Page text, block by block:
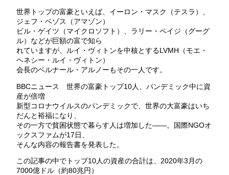
世界トップの富豪といえば、イーロン・マスク（テスラ）、
ジェフ・ベゾス（アマゾン）
ビル・ゲイツ（マイクロソフト）、ラリー・ペイジ（グーグ
ル）などが巨額の富で知ら
れていますが、ルイ・ヴィトンを中核とするLVMH（モエ・
ヘネシー・ルイ・ヴィトン）
会長のベルナール・アルノーもその一人です。
BBCニュース 世界の富豪トップ10人、パンデミック中に資
産が倍増
新型コロナウイルスのパンデミックで、世界の大富豪はいち
だんと裕福になり、
その一方で貧困状態で暮らす人は増加した――。国際NGOオ
ックスファムが17日、
そんな内容の報告書を発表した。
この記事の中でトップ10人の資産の合計は、2020年3月の
7000億ドル（約80兆円）